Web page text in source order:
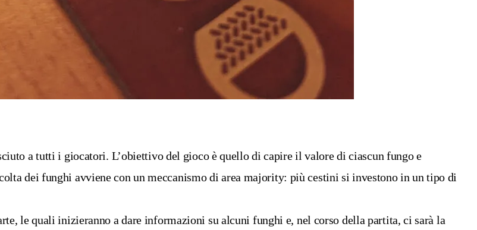
a tutti i giocatori. L’obiettivo del gioco è quello di capire il valore di ciascun fungo e
dei funghi avviene con un meccanismo di area majority: più cestini si investono in un tipo di
le quali inizieranno a dare informazioni su alcuni funghi e, nel corso della partita, ci sarà la